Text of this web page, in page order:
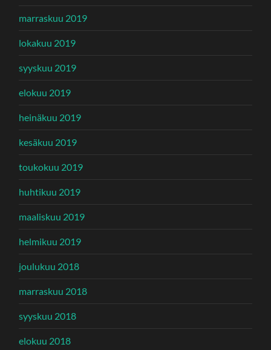
marraskuu 2019
lokakuu 2019
syyskuu 2019
elokuu 2019
heinäkuu 2019
kesäkuu 2019
toukokuu 2019
huhtikuu 2019
maaliskuu 2019
helmikuu 2019
joulukuu 2018
marraskuu 2018
syyskuu 2018
elokuu 2018